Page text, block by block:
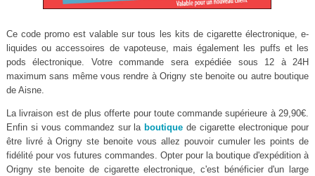
Ce code promo est valable sur tous les kits de cigarette électronique, e-
liquides ou accessoires de vapoteuse, mais également les puffs et les
pods électronique. Votre commande sera expédiée sous 12 à 24H
maximum sans même vous rendre à Origny ste benoite ou autre boutique
de Aisne.
La livraison est de plus offerte pour toute commande supérieure à 29,90€.
Enfin si vous commandez sur la boutique de cigarette electronique pour
être livré à Origny ste benoite vous allez pouvoir cumuler les points de
fidélité pour vos futures commandes. Opter pour la boutique d'expédition à
Origny ste benoite de cigarette electronique, c'est bénéficier d'un large